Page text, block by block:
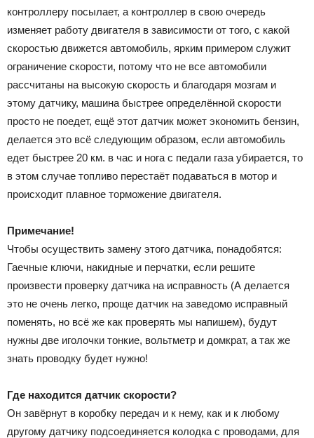
контроллеру посылает, а контроллер в свою очередь
изменяет работу двигателя в зависимости от того, с какой
скоростью движется автомобиль, ярким примером служит
ограничение скорости, потому что не все автомобили
рассчитаны на высокую скорость и благодаря мозгам и
этому датчику, машина быстрее определённой скорости
просто не поедет, ещё этот датчик может экономить бензин,
делается это всё следующим образом, если автомобиль
едет быстрее 20 км. в час и нога с педали газа убирается, то
в этом случае топливо перестаёт подаваться в мотор и
происходит плавное торможение двигателя.
Примечание!
Чтобы осуществить замену этого датчика, понадобятся:
Гаечные ключи, накидные и перчатки, если решите
произвести проверку датчика на исправность (А делается
это не очень легко, проще датчик на заведомо исправный
поменять, но всё же как проверять мы напишем), будут
нужны две иголочки тонкие, вольтметр и домкрат, а так же
знать проводку будет нужно!
Где находится датчик скорости?
Он завёрнут в коробку передач и к нему, как и к любому
другому датчику подсоединяется колодка с проводами, для